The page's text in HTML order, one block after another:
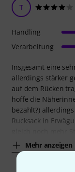
T
Insgesamt eine
allerdings stärker
auf dem Rücken
hoffe die
bezahlt?)
Rucksack in
Mehr anzeigen
Handling
Verarbeitung